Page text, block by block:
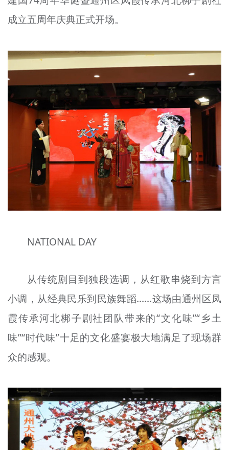
成立五周年庆典正式开场。
NATIONAL DAY
从传统剧目到独段选调，从红歌串烧到方言
小调，从经典民乐到民族舞蹈......这场由通州区凤
霞传承河北梆子剧社团队带来的“文化味”“乡土
味”“时代味”十足的文化盛宴极大地满足了现场群
众的感观。